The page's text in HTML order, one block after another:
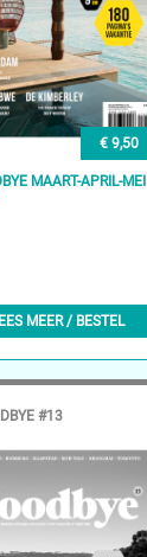
€ 9,50
MAART-APRIL-MEI
MEER / BESTEL
#13